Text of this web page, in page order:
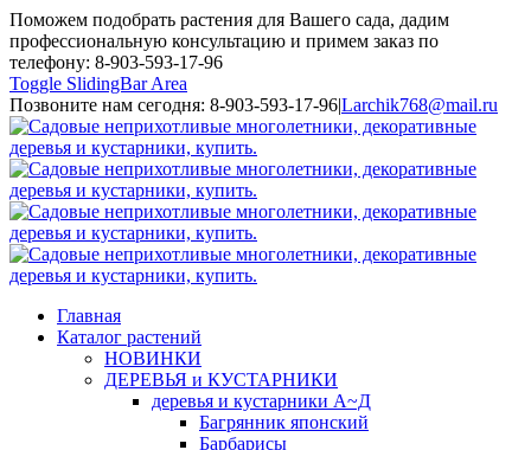
Поможем подобрать растения для Вашего сада, дадим
профессиональную консультацию и примем заказ по
телефону: 8-903-593-17-96
Toggle SlidingBar Area
Позвоните нам сегодня: 8-903-593-17-96|Larchik768@mail.ru
Главная
Каталог растений
НОВИНКИ
ДЕРЕВЬЯ и КУСТАРНИКИ
деревья и кустарники А~Д
Багрянник японский
Барбарисы